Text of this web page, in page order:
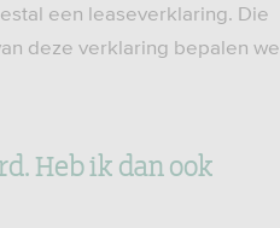
een leaseverklaring. Die
deze verklaring bepalen we
Heb ik dan ook